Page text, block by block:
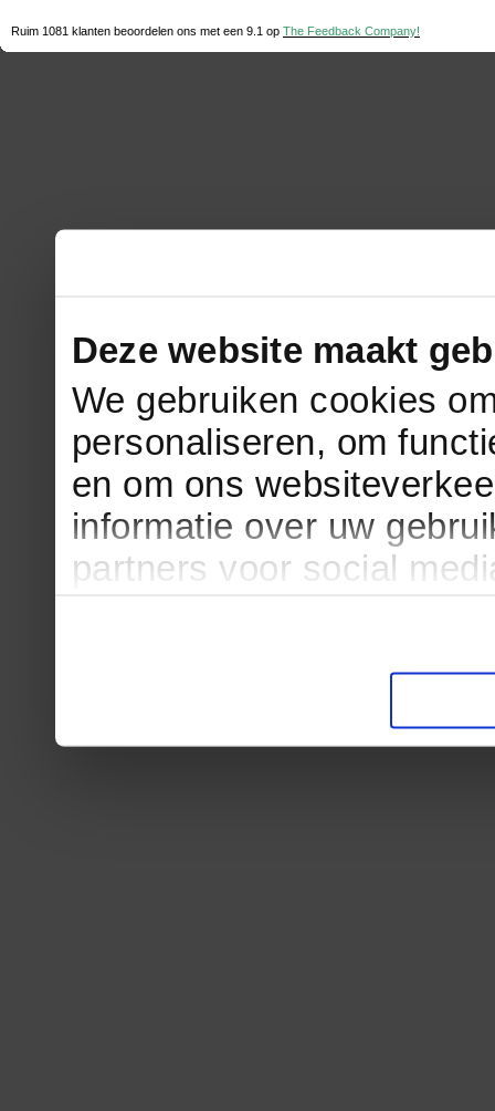
Deze website maakt
We gebruiken cookies
personaliseren, om
en om ons
informatie over uw
partners voor social
Ruim 1081 klanten beoordelen ons met een 9.1 op The Feedback Company!